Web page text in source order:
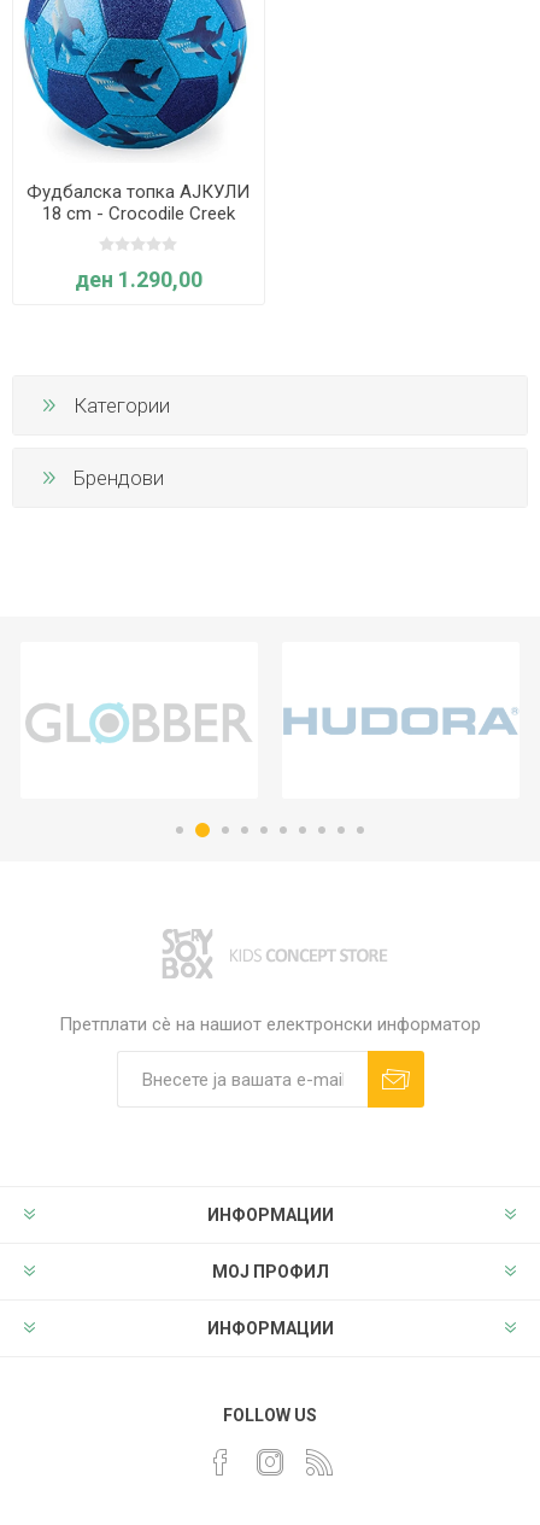
Фудбалска топка АЈКУЛИ
18 cm - Crocodile Creek
ден 1.290,00
Категории
Брендови
Претплати сè на нашиот електронски информатор
ИНФОРМАЦИИ
МОЈ ПРОФИЛ
ИНФОРМАЦИИ
FOLLOW US